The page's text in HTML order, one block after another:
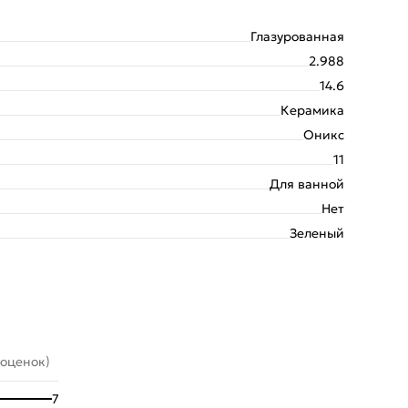
Глазурованная
2.988
14.6
Керамика
Оникс
11
Для ванной
Нет
Зеленый
7